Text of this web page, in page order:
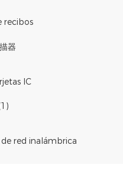
recibos
IC
red inalámbrica